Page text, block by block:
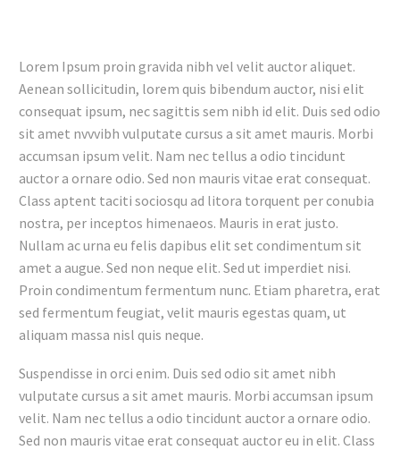
Lorem Ipsum proin gravida nibh vel velit auctor aliquet.
Aenean sollicitudin, lorem quis bibendum auctor, nisi elit
consequat ipsum, nec sagittis sem nibh id elit. Duis sed odio
sit amet nvvvibh vulputate cursus a sit amet mauris. Morbi
accumsan ipsum velit. Nam nec tellus a odio tincidunt
auctor a ornare odio. Sed non mauris vitae erat consequat.
Class aptent taciti sociosqu ad litora torquent per conubia
nostra, per inceptos himenaeos. Mauris in erat justo.
Nullam ac urna eu felis dapibus elit set condimentum sit
amet a augue. Sed non neque elit. Sed ut imperdiet nisi.
Proin condimentum fermentum nunc. Etiam pharetra, erat
sed fermentum feugiat, velit mauris egestas quam, ut
aliquam massa nisl quis neque.
Suspendisse in orci enim. Duis sed odio sit amet nibh
vulputate cursus a sit amet mauris. Morbi accumsan ipsum
velit. Nam nec tellus a odio tincidunt auctor a ornare odio.
Sed non mauris vitae erat consequat auctor eu in elit. Class